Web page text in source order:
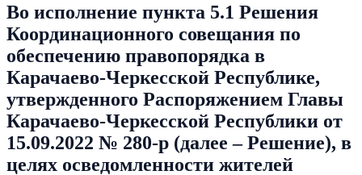
Во исполнение пункта 5.1 Решения
Координационного совещания по
обеспечению правопорядка в
Карачаево-Черкесской Республике,
утвержденного Распоряжением Главы
Карачаево-Черкесской Республики от
15.09.2022 № 280-р (далее – Решение), в
целях осведомленности жителей